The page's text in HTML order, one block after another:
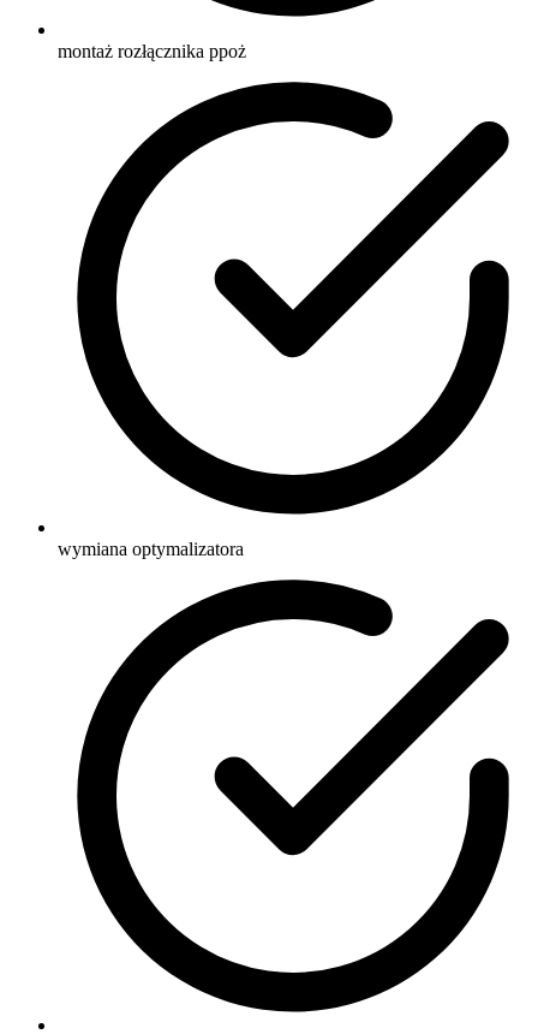
montaż rozłącznika ppoż
wymiana optymalizatora